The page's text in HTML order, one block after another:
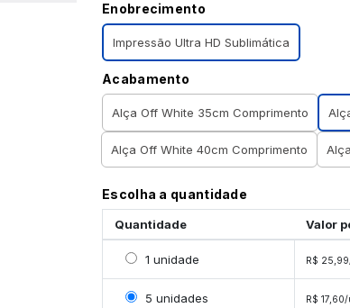
Enobrecimento
Impressão Ultra HD Sublimática
Acabamento
Alça Off White 35cm Comprimento
Alça Off White 40cm Comprimento
Escolha a quantidade
Quantidade Valor
Selecionar 1 unidade
1 unidade R$
Selecionar 5 unidades
5 unidades R$